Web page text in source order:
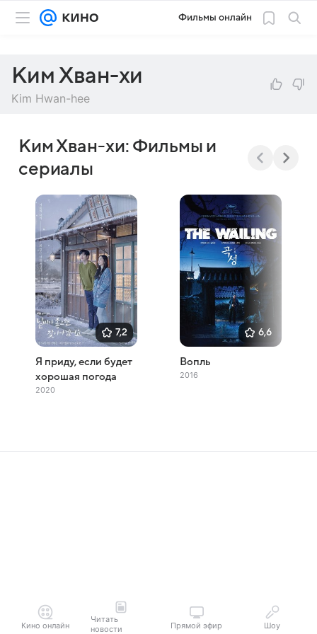
Фильмы онлайн
Ким Хван-хи
Kim Hwan-hee
Ким Хван-хи: Фильмы и
сериалы
7,2
Я приду, если будет
хорошая погода
2020
6,6
Вопль
2016
Кино онлайн
Читать
новости
Прямой эфир Шоу